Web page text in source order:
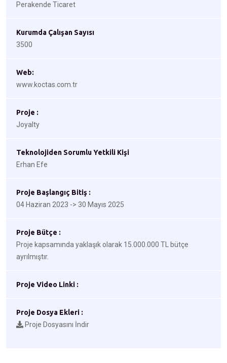
Perakende Ticaret
Kurumda Çalışan Sayısı
3500
Web:
www.koctas.com.tr
Proje :
Joyalty
Teknolojiden Sorumlu Yetkili Kişi
Erhan Efe
Proje Başlangıç Bitiş :
04 Haziran 2023 -> 30 Mayıs 2025
Proje Bütçe :
Proje kapsamında yaklaşık olarak 15.000.000 TL bütçe
ayrılmıştır.
Proje Video Linki :
Proje Dosya Ekleri :
Proje Dosyasını İndir